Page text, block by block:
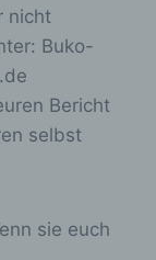
nicht
Buko-
Bericht
selbst
sie euch